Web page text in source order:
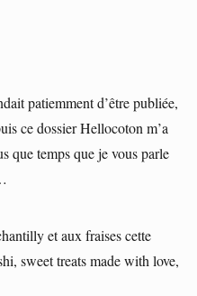
patiemment d’être publiée,
ce dossier Hellocoton m’a
que temps que je vous parle
et aux fraises cette
sweet treats made with love,